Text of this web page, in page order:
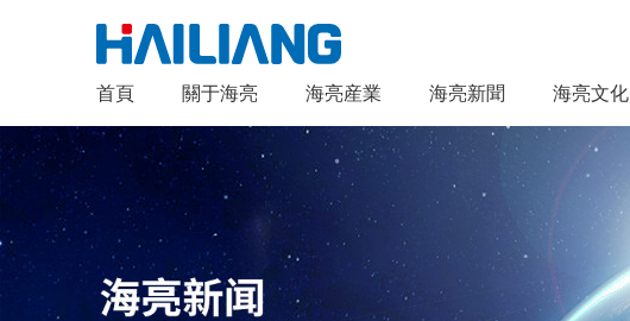
首頁 關于海亮 海亮産業 海亮新聞 海亮文化